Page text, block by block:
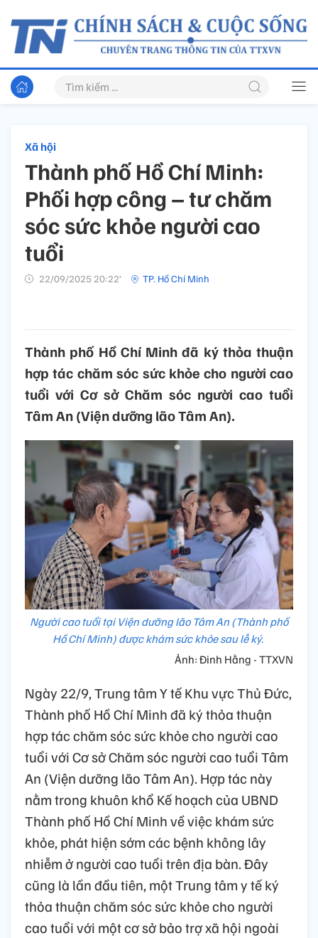
Xã hội
Thành phố Hồ Chí Minh:
Phối hợp công – tư chăm
sóc sức khỏe người cao
tuổi
22/09/2025 20:22’ TP. Hồ Chí Minh
Thành phố Hồ Chí Minh đã ký thỏa thuận
hợp tác chăm sóc sức khỏe cho người cao
tuổi với Cơ sở Chăm sóc người cao tuổi
Tâm An (Viện dưỡng lão Tâm An).
Người cao tuổi tại Viện dưỡng lão Tâm An (Thành phố
Hồ Chí Minh) được khám sức khỏe sau lễ ký.
Ảnh: Đinh Hằng - TTXVN
Ngày 22/9, Trung tâm Y tế Khu vực Thủ Đức,
Thành phố Hồ Chí Minh đã ký thỏa thuận
hợp tác chăm sóc sức khỏe cho người cao
tuổi với Cơ sở Chăm sóc người cao tuổi Tâm
An (Viện dưỡng lão Tâm An). Hợp tác này
nằm trong khuôn khổ Kế hoạch của UBND
Thành phố Hồ Chí Minh về việc khám sức
khỏe, phát hiện sớm các bệnh không lây
nhiễm ở người cao tuổi trên địa bàn. Đây
cũng là lần đầu tiên, một Trung tâm y tế ký
thỏa thuận chăm sóc sức khỏe cho người
cao tuổi với một cơ sở bảo trợ xã hội ngoài